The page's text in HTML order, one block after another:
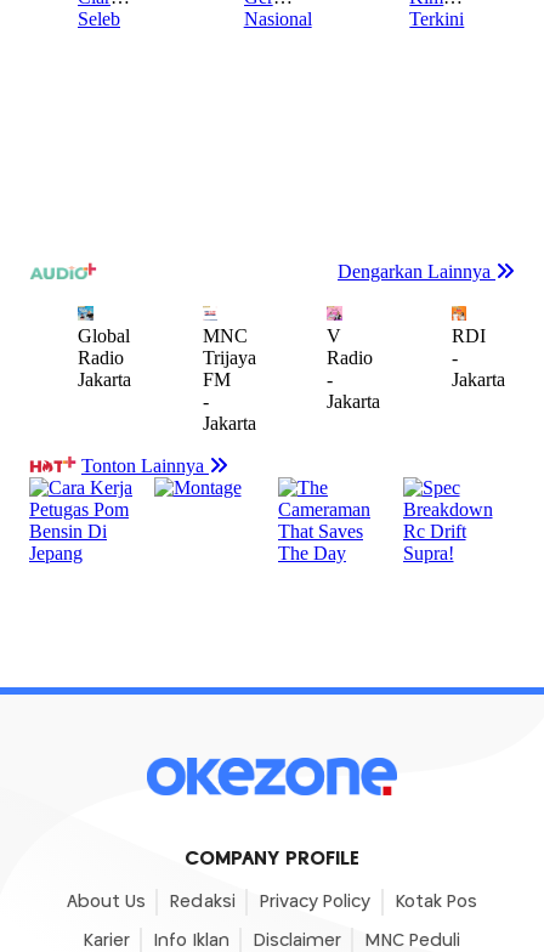
COMPANY PROFILE
About Us Redaksi Privacy Policy Kotak Pos
Karier Info Iklan Disclaimer MNC Peduli